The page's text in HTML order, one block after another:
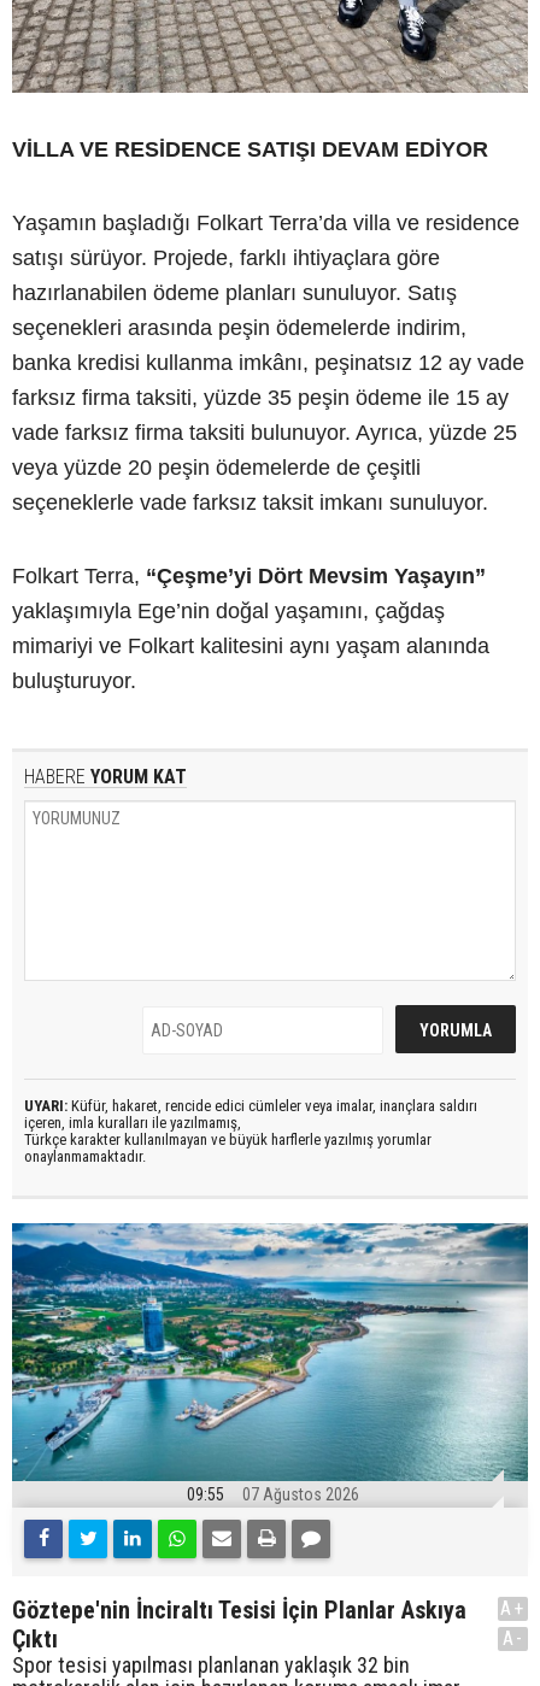
VİLLA VE RESİDENCE SATIŞI DEVAM EDİYOR
Yaşamın başladığı Folkart Terra’da villa ve residence
satışı sürüyor. Projede, farklı ihtiyaçlara göre
hazırlanabilen ödeme planları sunuluyor. Satış
seçenekleri arasında peşin ödemelerde indirim,
banka kredisi kullanma imkânı, peşinatsız 12 ay vade
farksız firma taksiti, yüzde 35 peşin ödeme ile 15 ay
vade farksız firma taksiti bulunuyor. Ayrıca, yüzde 25
veya yüzde 20 peşin ödemelerde de çeşitli
seçeneklerle vade farksız taksit imkanı sunuluyor.
Folkart Terra, “Çeşme’yi Dört Mevsim Yaşayın”
yaklaşımıyla Ege’nin doğal yaşamını, çağdaş
mimariyi ve Folkart kalitesini aynı yaşam alanında
buluşturuyor.
HABERE YORUM KAT
UYARI: Küfür, hakaret, rencide edici cümleler veya imalar, inançlara saldırı
içeren, imla kuralları ile yazılmamış,
Türkçe karakter kullanılmayan ve büyük harflerle yazılmış yorumlar
onaylanmamaktadır.
09:55 07 Ağustos 2026
Göztepe'nin İnciraltı Tesisi İçin Planlar Askıya
Çıktı
Spor tesisi yapılması planlanan yaklaşık 32 bin
A+
A-